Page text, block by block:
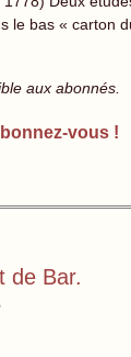
le bas « carton
aux abonnés.
vous !
de Bar.